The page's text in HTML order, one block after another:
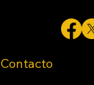
Contacto